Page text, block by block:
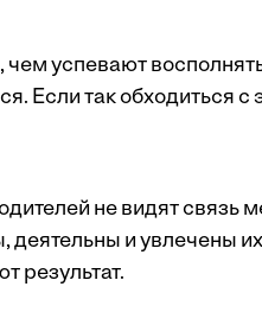
успевают
Если так обходиться с
не видят связь
деятельны и увлечены
результат.